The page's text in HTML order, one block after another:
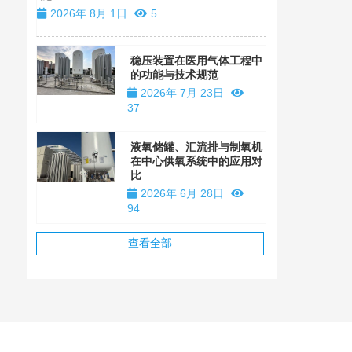
2026年 8月 1日
5
稳压装置在医用气体工程中
的功能与技术规范
2026年 7月 23日
37
液氧储罐、汇流排与制氧机
在中心供氧系统中的应用对
比
2026年 6月 28日
94
查看全部